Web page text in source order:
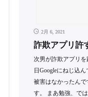
2月 6, 2021
詐欺アプリ許
次男が詐欺アプリ
日Googleにねじ込
被害はなかったんで
す。 まあ勉強、で